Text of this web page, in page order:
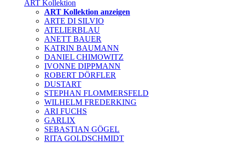
ART Kollektion
ART Kollektion anzeigen
ARTE DI SILVIO
ATELIERBLAU
ANETT BAUER
KATRIN BAUMANN
DANIEL CHIMOWITZ
IVONNE DIPPMANN
ROBERT DÖRFLER
DUSTART
STEPHAN FLOMMERSFELD
WILHELM FREDERKING
ARI FUCHS
GARLIX
SEBASTIAN GÖGEL
RITA GOLDSCHMIDT